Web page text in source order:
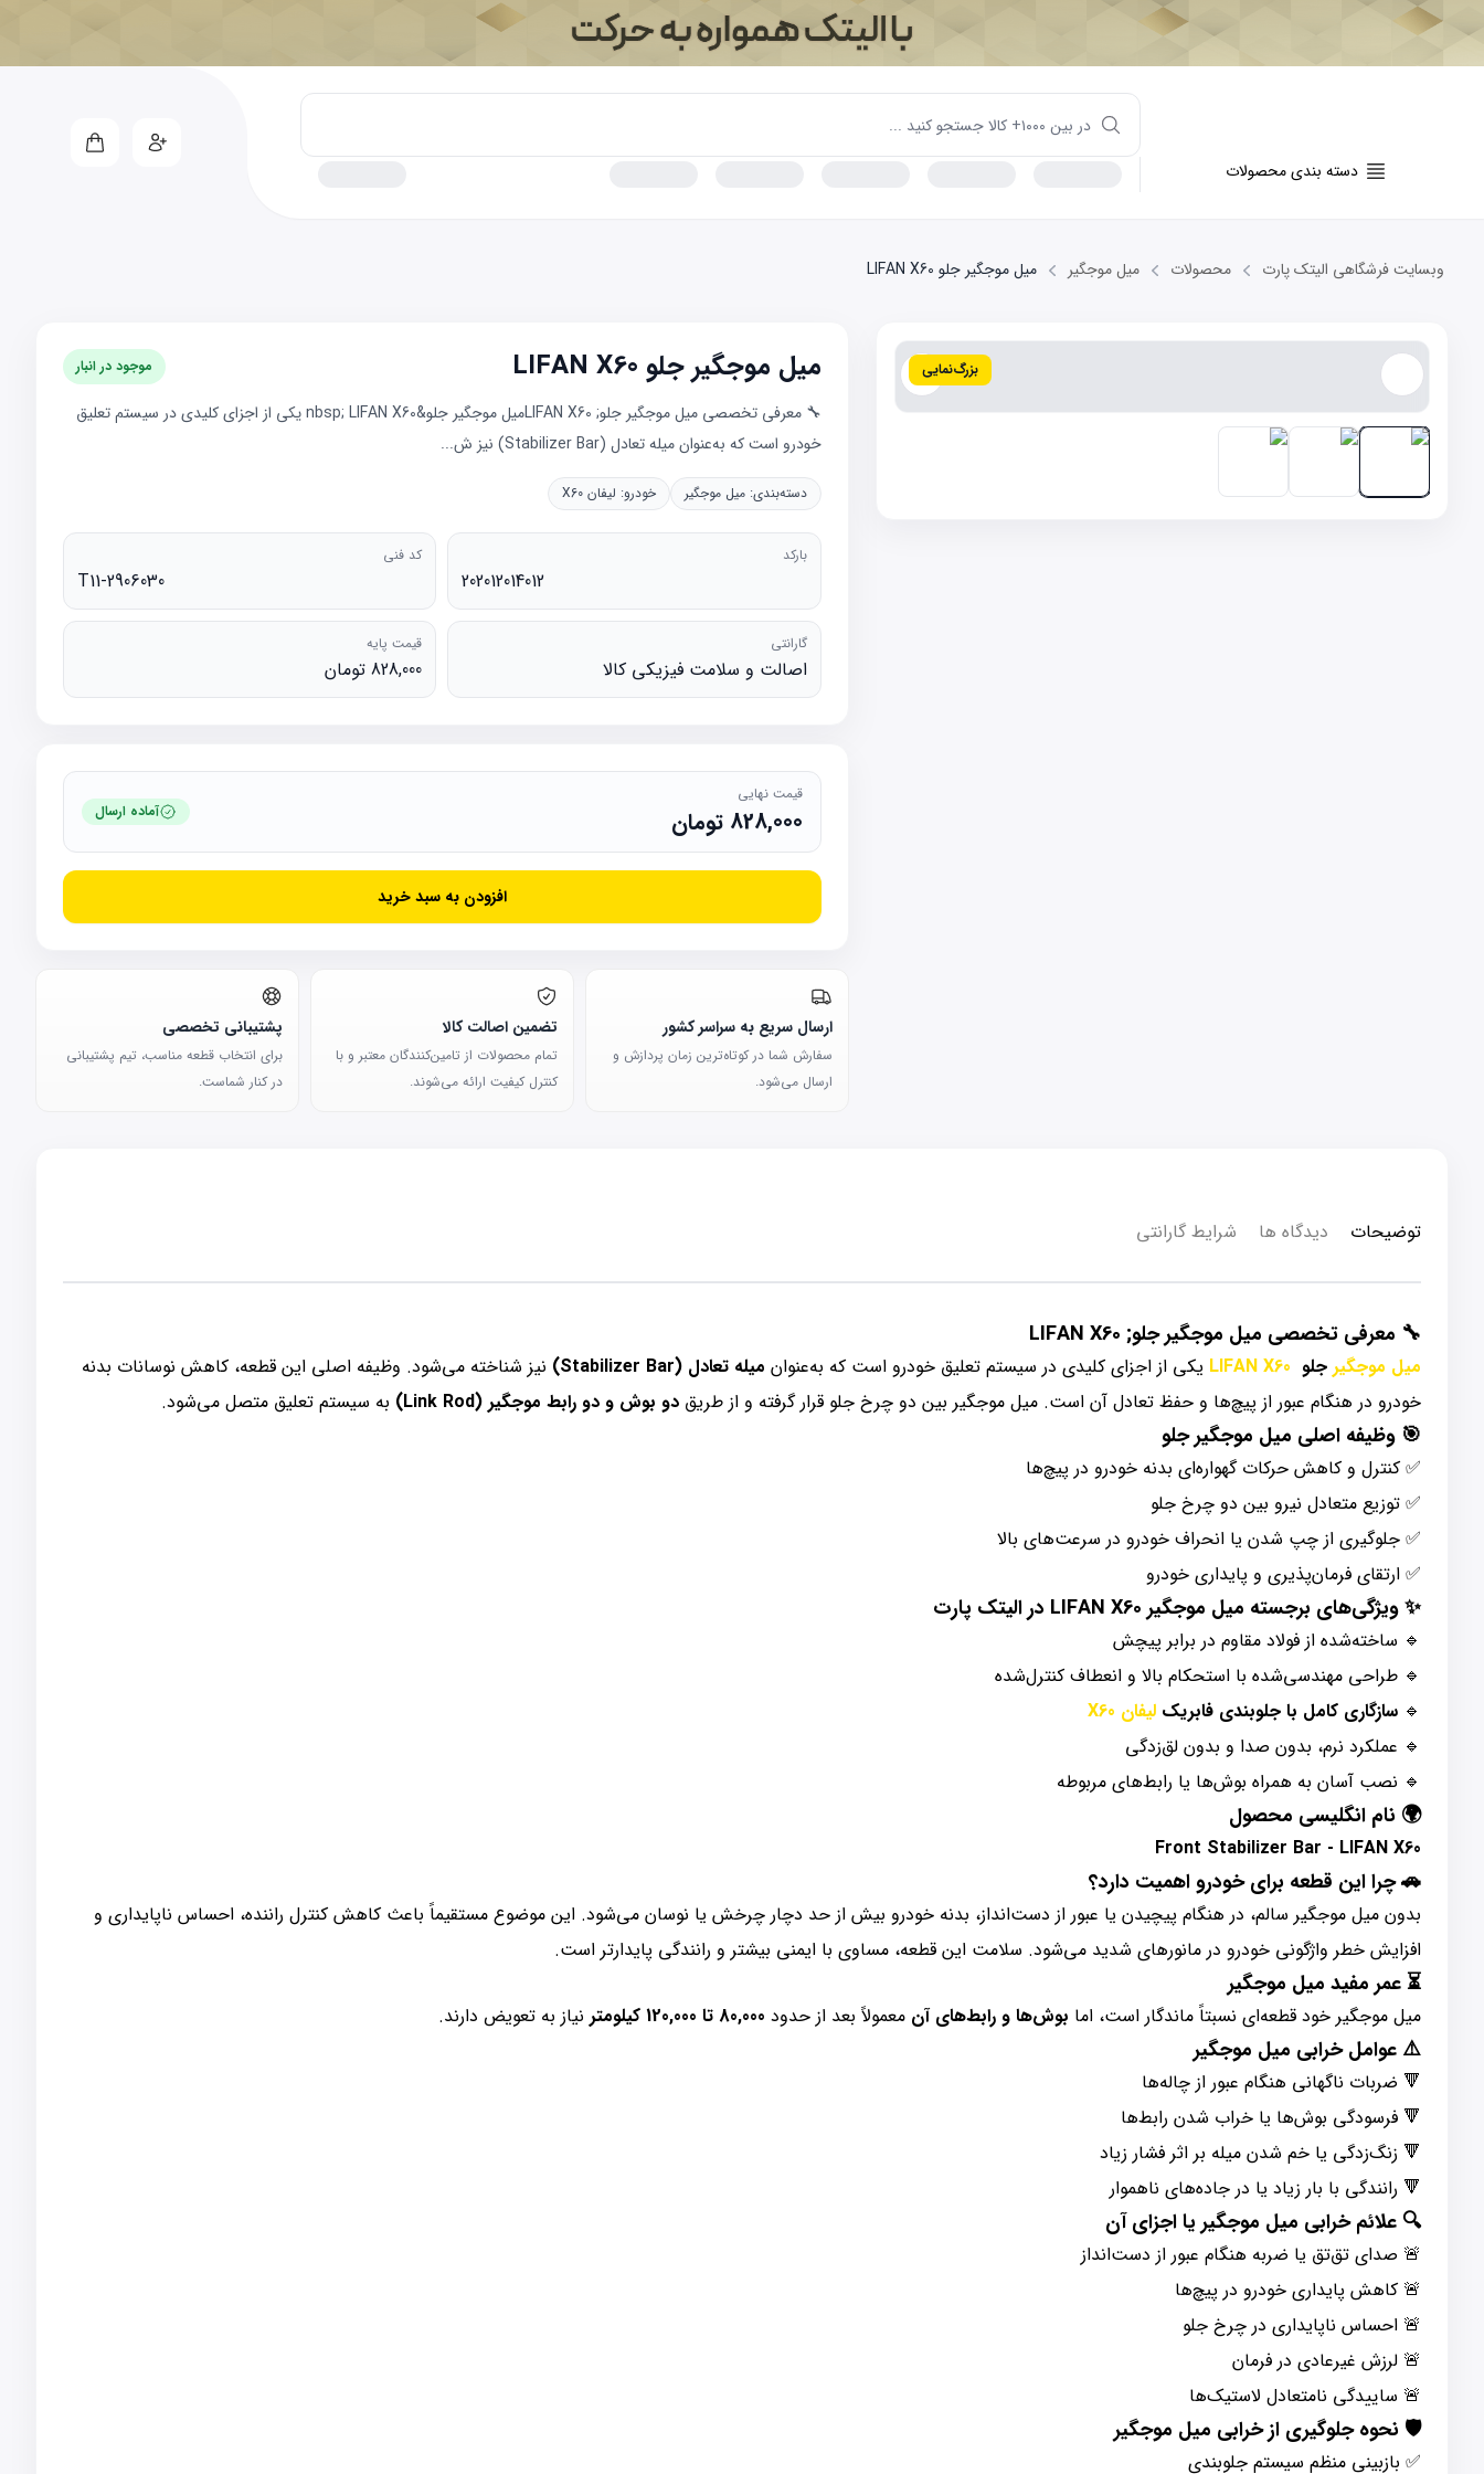
دسته بندی محصولات
وبسایت فرشگاهی الیتک پارت محصولات میل موجگیر میل موجگیر جلو LIFAN X60
بزرگ‌نمایی میل موجگیر جلو LIFAN X60 موجود در انبار
🔧 معرفی تخصصی میل موجگیر جلو; LIFAN X60میل موجگیر جلو&nbsp; LIFAN X60 یکی از اجزای کلیدی در سیستم تعلیق
خودرو است که به‌عنوان میله تعادل (Stabilizer Bar) نیز ش...
دسته‌بندی:میل موجگیر خودرو: لیفان X60
بارکد
202012014012
کد فنی
T11-2906030
گارانتی
اصالت و سلامت فیزیکی کالا
قیمت پایه
828,000 تومان
قیمت نهایی
828,000 تومان آماده ارسال
افزودن به سبد خرید
ارسال سریع به سراسر کشور
سفارش شما در کوتاه‌ترین زمان پردازش و
ارسال می‌شود.
تضمین اصالت کالا
تمام محصولات از تامین‌کنندگان معتبر و با
کنترل کیفیت ارائه می‌شوند.
پشتیبانی تخصصی
برای انتخاب قطعه مناسب، تیم پشتیبانی
در کنار شماست.
توضیحات دیدگاه ها شرایط گارانتی
🔧 معرفی تخصصی میل موجگیر جلو; LIFAN X60
میل موجگیر جلو LIFAN X60 یکی از اجزای کلیدی در سیستم تعلیق خودرو است که به‌عنوان میله تعادل (Stabilizer Bar)
نیز شناخته می‌شود. وظیفه اصلی این قطعه، کاهش نوسانات بدنه
خودرو در هنگام عبور از پیچ‌ها و حفظ تعادل آن است. میل موجگیر بین دو چرخ جلو قرار گرفته و از طریق دو بوش و دو رابط موجگیر (Link Rod) به سیستم تعلیق متصل می‌شود.
🎯 وظیفه اصلی میل موجگیر جلو
✅ کنترل و کاهش حرکات گهواره‌ای بدنه خودرو در پیچ‌ها
✅ توزیع متعادل نیرو بین دو چرخ جلو
✅ جلوگیری از چپ شدن یا انحراف خودرو در سرعت‌های بالا
✅ ارتقای فرمان‌پذیری و پایداری خودرو
✨ ویژگی‌های برجسته میل موجگیر LIFAN X60 در الیتک پارت
🔹 ساخته‌شده از فولاد مقاوم در برابر پیچش
🔹 طراحی مهندسی‌شده با استحکام بالا و انعطاف کنترل‌شده
🔹 سازگاری کامل با جلوبندی فابریک لیفان X60
🔹 عملکرد نرم، بدون صدا و بدون لق‌زدگی
🔹 نصب آسان به همراه بوش‌ها یا رابط‌های مربوطه
🌍 نام انگلیسی محصول
Front Stabilizer Bar - LIFAN X60
🚗 چرا این قطعه برای خودرو اهمیت دارد؟
بدون میل موجگیر سالم، در هنگام پیچیدن یا عبور از دست‌انداز، بدنه خودرو بیش از حد دچار چرخش یا نوسان می‌شود. این موضوع مستقیماً باعث کاهش کنترل راننده، احساس ناپایداری و
افزایش خطر واژگونی خودرو در مانورهای شدید می‌شود. سلامت این قطعه، مساوی با ایمنی بیشتر و رانندگی پایدارتر است.
⏳ عمر مفید میل موجگیر
میل موجگیر خود قطعه‌ای نسبتاً ماندگار است، اما بوش‌ها و رابط‌های آن معمولاً بعد از حدود 80,000 تا 120,000 کیلومتر نیاز به تعویض دارند.
⚠️ عوامل خرابی میل موجگیر
🔻 ضربات ناگهانی هنگام عبور از چاله‌ها
🔻 فرسودگی بوش‌ها یا خراب شدن رابط‌ها
🔻 زنگ‌زدگی یا خم شدن میله بر اثر فشار زیاد
🔻 رانندگی با بار زیاد یا در جاده‌های ناهموار
🔍 علائم خرابی میل موجگیر یا اجزای آن
🚨 صدای تق‌تق یا ضربه هنگام عبور از دست‌انداز
🚨 کاهش پایداری خودرو در پیچ‌ها
🚨 احساس ناپایداری در چرخ جلو
🚨 لرزش غیرعادی در فرمان
🚨 ساییدگی نامتعادل لاستیک‌ها
🛡️ نحوه جلوگیری از خرابی میل موجگیر
✅ بازبینی منظم سیستم جلوبندی